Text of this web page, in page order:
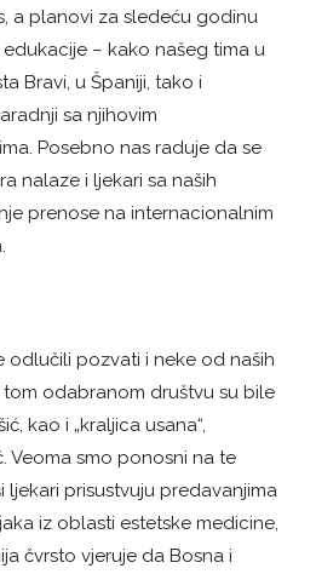
a planovi za sledeću godinu
– kako našeg tima u
Bravi, u Španiji, tako i
sa njihovim
Posebno nas raduje da se
nalaze i ljekari sa naših
prenose na internacionalnim
odlučili pozvati i neke od naših
tom odabranom društvu su bile
kao i „kraljica usana“,
Veoma smo ponosni na te
ljekari prisustvuju predavanjima
iz oblasti estetske medicine,
čvrsto vjeruje da Bosna i